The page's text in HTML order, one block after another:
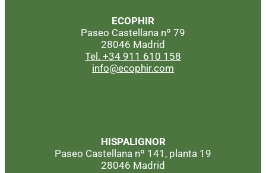
ECOPHIR
Paseo Castellana nº 79
28046 Madrid
Tel. +34 911 610 158
info@ecophir.com
HISPALIGNOR
Paseo Castellana nº 141, planta 19
28046 Madrid